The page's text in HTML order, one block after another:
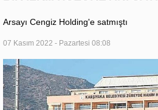
Arsayı Cengiz Holding'e satmıştı
07 Kasım 2022 - Pazartesi 08:08